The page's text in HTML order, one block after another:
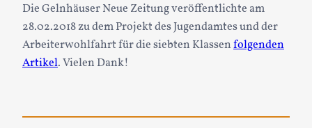
Die Gelnhäuser Neue Zeitung veröffentlichte am
28.02.2018 zu dem Projekt des Jugendamtes und der
Arbeiterwohlfahrt für die siebten Klassenfolgenden
Artikel. Vielen Dank!